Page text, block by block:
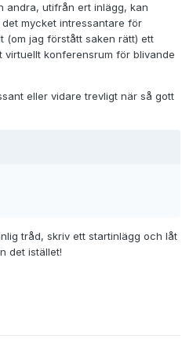
andra, utifrån ert inlägg, kan
mycket intressantare för
(om jag förstått saken rätt) ett
konferensrum för blivande
eller vidare trevligt när så gott
tråd, skriv ett startinlägg och låt
det istället!